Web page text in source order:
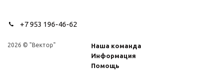
+7 953 196-46-62
2026 © "Вектор"
Наша команда
Информация
Помощь